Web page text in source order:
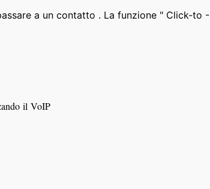
a un contatto . La funzione " Click-to -
il VoIP